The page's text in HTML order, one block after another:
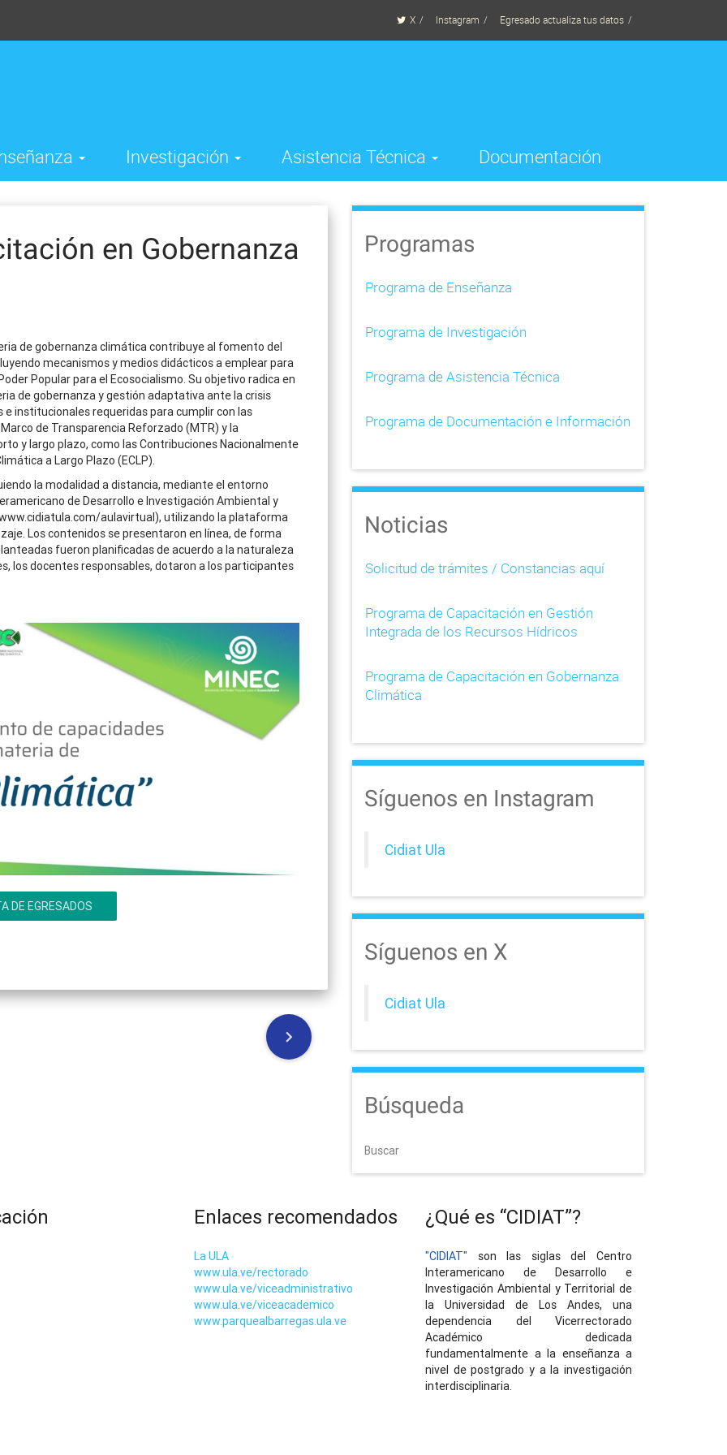
X Instagram Egresado actualiza tus datos
Investigación Asistencia Técnica Documentación
en Gobernanza
de gobernanza climática contribuye al fomento del
mecanismos y medios didácticos a emplear para
Popular para el Ecosocialismo. Su objetivo radica en
de gobernanza y gestión adaptativa ante la crisis
institucionales requeridas para cumplir con las
de Transparencia Reforzado (MTR) y la
y largo plazo, como las Contribuciones Nacionalmente
a Largo Plazo (ECLP).
la modalidad a distancia, mediante el entorno
de Desarrollo e Investigación Ambiental y
aulavirtual), utilizando la plataforma
Los contenidos se presentaron en línea, de forma
fueron planificadas de acuerdo a la naturaleza
los docentes responsables, dotaron a los participantes
DE EGRESADOS
Programas
Programa de Enseñanza
Programa de Investigación
Programa de Asistencia Técnica
Programa de Documentación e Información
Noticias
Solicitud de trámites / Constancias aquí
Programa de Capacitación en Gestión
Integrada de los Recursos Hídricos
Programa de Capacitación en Gobernanza
Climática
Síguenos en Instagram
Cidiat Ula
Síguenos en X
Cidiat Ula
Búsqueda
Buscar
Enlaces recomendados
La ULA
www.ula.ve/rectorado
www.ula.ve/viceadministrativo
www.ula.ve/viceacademico
www.parquealbarregas.ula.ve
¿Qué es “CIDIAT”?
"CIDIAT" son las siglas del Centro
Interamericano de Desarrollo e
Investigación Ambiental y Territorial de
la Universidad de Los Andes, una
dependencia del Vicerrectorado
Académico dedicada
fundamentalmente a la enseñanza a
nivel de postgrado y a la investigación
interdisciplinaria.